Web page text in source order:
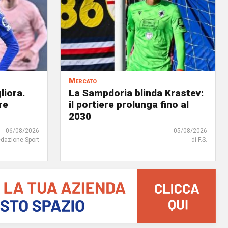
06/08/2026
Sport
Mercato
La Sampdoria blinda Krastev:
il portiere prolunga fino al
2030
05/08/2026
di F.S.